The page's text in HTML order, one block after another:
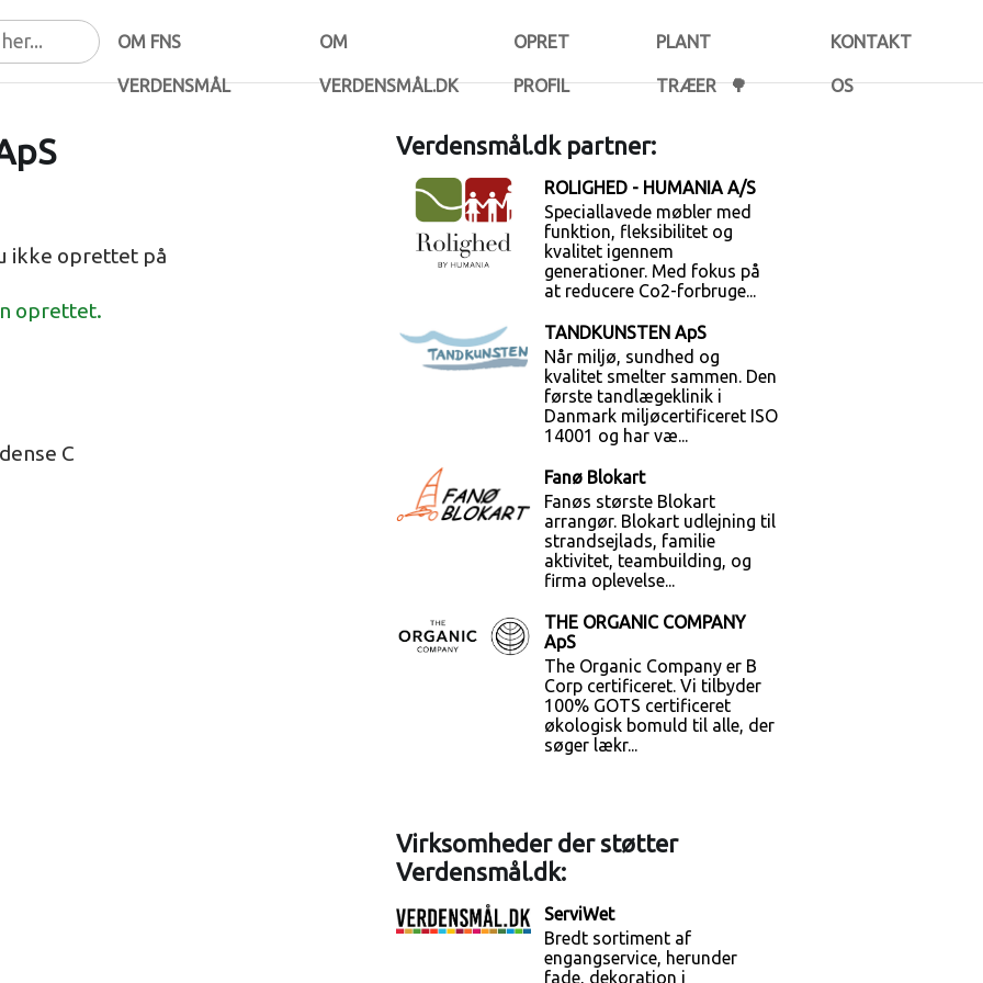
OM FNS
VERDENSMÅL
OM
VERDENSMÅL.DK
OPRET
PROFIL
PLANT
TRÆER 🌳
KONTAKT
OS
ikke oprettet på
oprettet.
C
Verdensmål.dk partner:
ROLIGHED - HUMANIA A/S
Speciallavede møbler med
funktion, fleksibilitet og
kvalitet igennem
generationer. Med fokus på
at reducere Co2-forbruge...
TANDKUNSTEN ApS
Når miljø, sundhed og
kvalitet smelter sammen. Den
første tandlægeklinik i
Danmark miljøcertificeret ISO
14001 og har væ...
Fanø Blokart
Fanøs største Blokart
arrangør. Blokart udlejning til
strandsejlads, familie
aktivitet, teambuilding, og
firma oplevelse...
THE ORGANIC COMPANY
ApS
The Organic Company er B
Corp certificeret. Vi tilbyder
100% GOTS certificeret
økologisk bomuld til alle, der
søger lækr...
Virksomheder der støtter
Verdensmål.dk:
ServiWet
Bredt sortiment af
engangservice, herunder
fade, dekoration i